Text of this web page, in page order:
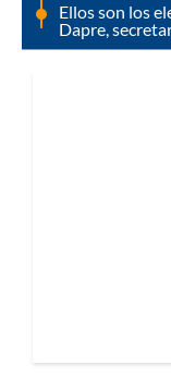
Ellos son los
Dapre,